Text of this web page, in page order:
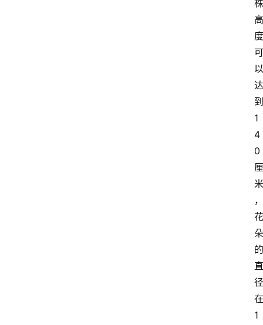
株
高
度
可
以
达
到
1
4
0
厘
米
，
花
朵
的
直
径
在
1